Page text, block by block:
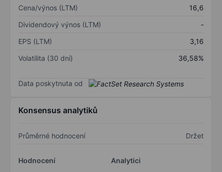
Cena/výnos (LTM)
16,6
Dividendový výnos (LTM)
-
EPS (LTM)
3,16
Volatilita (30 dní)
36,58%
Data poskytnuta od
Konsensus analytiků
Průměrné hodnocení Držet
Hodnocení
Analytici